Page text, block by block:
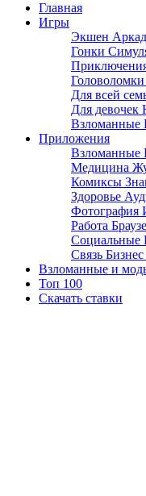
Главная
Игры
Экшен
Гонки
Головоломки
Для всей
Для девочек
Взломанные
Приложения
Взломанные
Медицина
Комиксы
Здоровье
Фотография
Работа
Социальные
Связь Бизнес
Взломанные и
Топ 100
Скачать ставки